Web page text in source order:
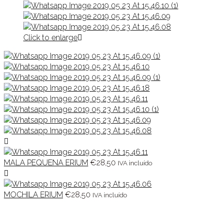
Click to enlarge
MALA PEQUENA ERIUM €28,50 IVA incluído
MOCHILA ERIUM €28,50 IVA incluído